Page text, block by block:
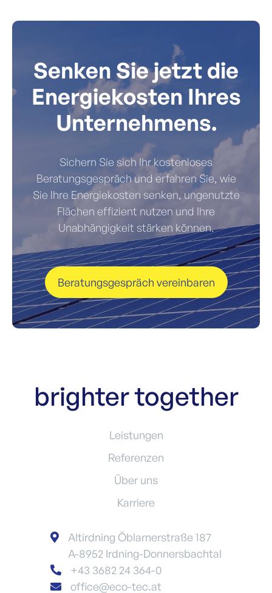
Senken Sie jetzt die
Energiekosten Ihres
Unternehmens.
Sichern Sie sich Ihr kostenloses
Beratungsgespräch und erfahren Sie, wie
Sie Ihre Energiekosten senken, ungenutzte
Flächen effizient nutzen und Ihre
Unabhängigkeit stärken können.
Beratungsgespräch vereinbaren
brighter together
Leistungen
Referenzen
Über uns
Karriere

Altirdning Öblarnerstraße 187
A-8952 Irdning-Donnersbachtal
 +43 3682 24 364-0
 office@eco-tec.at